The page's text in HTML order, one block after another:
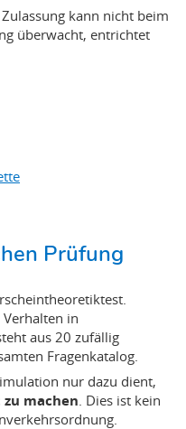
kann nicht beim
überwacht, entrichtet
Prüfung
in
aus 20 zufällig
Fragenkatalog.
nur dazu dient,
machen . Dies ist kein